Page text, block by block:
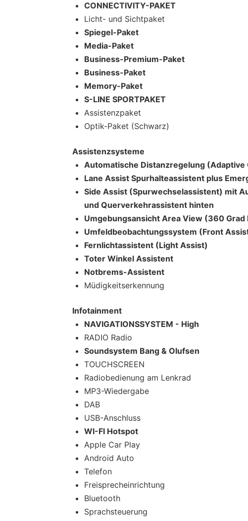
CONNECTIVITY-PAKET
Licht- und Sichtpaket
Spiegel-Paket
Media-Paket
Business-Premium-Paket
Business-Paket
Memory-Paket
S-LINE SPORTPAKET
Assistenzpaket
Optik-Paket (Schwarz)
Assistenzsysteme
Automatische Distanzregelung (Adaptive
Lane Assist Spurhalteassistent plus
Side Assist (Spurwechselassistent) mit
und Querverkehrassistent hinten
Umgebungsansicht Area View (360 Grad
Umfeldbeobachtungssystem (Front
Fernlichtassistent (Light Assist)
Toter Winkel Assistent
Notbrems-Assistent
Müdigkeitserkennung
Infotainment
NAVIGATIONSSYSTEM - High
RADIO Radio
Soundsystem Bang & Olufsen
TOUCHSCREEN
Radiobedienung am Lenkrad
MP3-Wiedergabe
DAB
USB-Anschluss
WI-FI Hotspot
Apple Car Play
Android Auto
Telefon
Freisprecheinrichtung
Bluetooth
Sprachsteuerung